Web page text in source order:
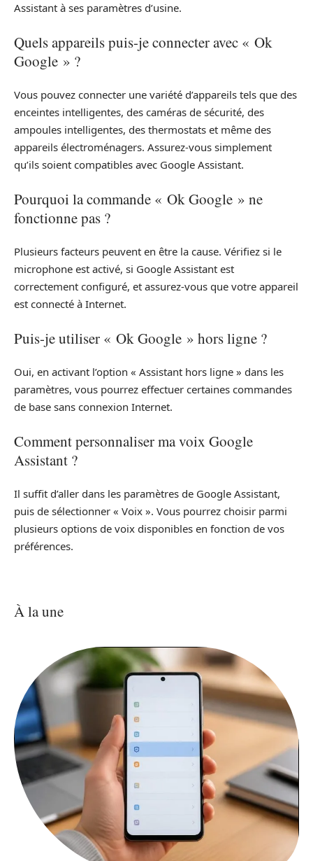
Assistant à ses paramètres d’usine.
Quels appareils puis-je connecter avec « Ok
Google » ?
Vous pouvez connecter une variété d’appareils tels que des
enceintes intelligentes, des caméras de sécurité, des
ampoules intelligentes, des thermostats et même des
appareils électroménagers. Assurez-vous simplement
qu’ils soient compatibles avec Google Assistant.
Pourquoi la commande « Ok Google » ne
fonctionne pas ?
Plusieurs facteurs peuvent en être la cause. Vérifiez si le
microphone est activé, si Google Assistant est
correctement configuré, et assurez-vous que votre appareil
est connecté à Internet.
Puis-je utiliser « Ok Google » hors ligne ?
Oui, en activant l’option « Assistant hors ligne » dans les
paramètres, vous pourrez effectuer certaines commandes
de base sans connexion Internet.
Comment personnaliser ma voix Google
Assistant ?
Il suffit d’aller dans les paramètres de Google Assistant,
puis de sélectionner « Voix ». Vous pourrez choisir parmi
plusieurs options de voix disponibles en fonction de vos
préférences.
À la une